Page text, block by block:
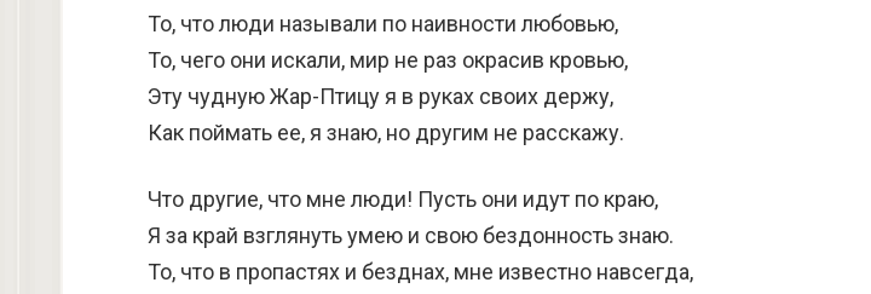
То, что люди называли по наивности любовью,
То, чего они искали, мир не раз окрасив кровью,
Эту чудную Жар-Птицу я в руках своих держу,
Как поймать ее, я знаю, но другим не расскажу.
Что другие, что мне люди! Пусть они идут по краю,
Я за край взглянуть умею и свою бездонность знаю.
То, что в пропастях и безднах, мне известно навсегда,